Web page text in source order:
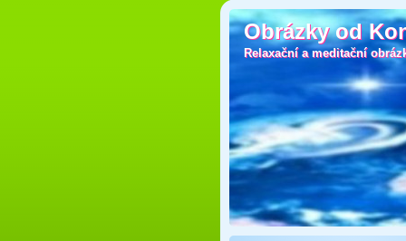
Obrázky od
Obrázky od
Relaxační a meditační
Relaxační a meditační